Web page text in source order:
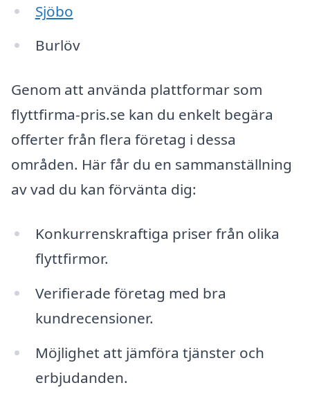
Sjöbo
Burlöv
Genom att använda plattformar som
flyttfirma-pris.se kan du enkelt begära
offerter från flera företag i dessa
områden. Här får du en sammanställning
av vad du kan förvänta dig:
Konkurrenskraftiga priser från olika
flyttfirmor.
Verifierade företag med bra
kundrecensioner.
Möjlighet att jämföra tjänster och
erbjudanden.